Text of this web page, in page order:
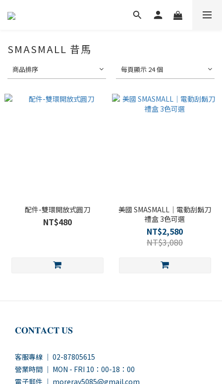
SMASMALL 昔馬
商品排序 每頁顯示 24 個
配件-雙環開放式圓刀
NT$480
美國 SMASMALL｜電動刮鬍刀
禮盒 3色可選
NT$2,580
NT$3,080
𝐂𝐎𝐍𝐓𝐀𝐂𝐓 𝐔𝐒
客服專線 ｜ 02-87805615
營業時間 ｜ MON - FRI 10：00-18：00
電子郵件 ｜ moreray5085@gmail.com